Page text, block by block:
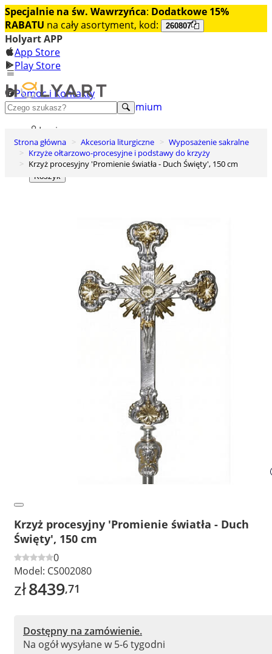
Specjalnie na św. Wawrzyńca: Dodatkowe 15%
RABATU na cały asortyment, kod: 260807
Holyart APP
App Store
Play Store
Pomoc i Kontakty
+48 222 922 860
Odkryj premium
Login
Lista życzeń
0
Koszyk
Strona główna Akcesoria liturgiczne
Wyposażenie sakralne
Krzyże ołtarzowo-procesyjne i podstawy do krzyży
Krzyż procesyjny 'Promienie światła - Duch Święty', 150 cm
Krzyż procesyjny 'Promienie światła - Duch
Święty', 150 cm
0
Model: CS002080
zł8439,71
Dostępny na zamówienie.
Na ogół wysyłane w 5-6 tygodni